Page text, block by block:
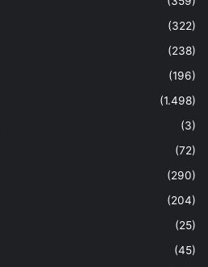
(322)
(238)
(196)
(1.498)
(3)
(72)
(290)
(204)
(25)
(45)